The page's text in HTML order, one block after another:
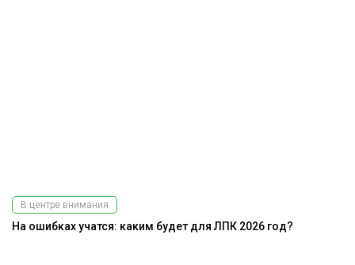
В центре внимания
На ошибках учатся: каким будет для ЛПК 2026 год?